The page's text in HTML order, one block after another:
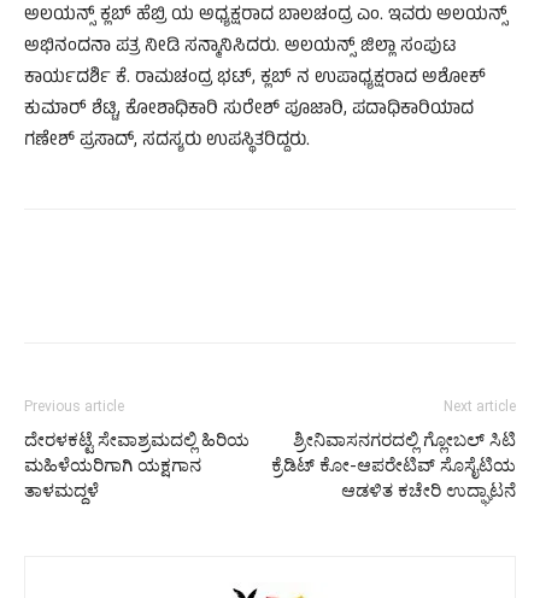
ಅಲಯನ್ಸ್ ಕ್ಲಬ್ ಹೆಬ್ರಿ ಯ ಅಧ್ಯಕ್ಷರಾದ ಬಾಲಚಂದ್ರ ಎಂ. ಇವರು ಅಲಯನ್ಸ್
ಅಭಿನಂದನಾ ಪತ್ರ ನೀಡಿ ಸನ್ಮಾನಿಸಿದರು. ಅಲಯನ್ಸ್ ಜಿಲ್ಲಾ ಸಂಪುಟ
ಕಾರ್ಯದರ್ಶಿ ಕೆ. ರಾಮಚಂದ್ರ ಭಟ್, ಕ್ಲಬ್ ನ ಉಪಾಧ್ಯಕ್ಷರಾದ ಅಶೋಕ್
ಕುಮಾರ್ ಶೆಟ್ಟಿ, ಕೋಶಾಧಿಕಾರಿ ಸುರೇಶ್ ಪೂಜಾರಿ, ಪದಾಧಿಕಾರಿಯಾದ
ಗಣೇಶ್ ಪ್ರಸಾದ್, ಸದಸ್ಯರು ಉಪಸ್ಥಿತರಿದ್ದರು.
Previous article
ದೇರಳಕಟ್ಟೆ ಸೇವಾಶ್ರಮದಲ್ಲಿ ಹಿರಿಯ
ಮಹಿಳೆಯರಿಗಾಗಿ ಯಕ್ಷಗಾನ
ತಾಳಮದ್ದಳೆ
Next article
ಶ್ರೀನಿವಾಸನಗರದಲ್ಲಿ ಗ್ಲೋಬಲ್ ಸಿಟಿ
ಕ್ರೆಡಿಟ್ ಕೋ-ಆಪರೇಟಿವ್ ಸೊಸೈಟಿಯ
ಆಡಳಿತ ಕಚೇರಿ ಉದ್ಘಾಟನೆ